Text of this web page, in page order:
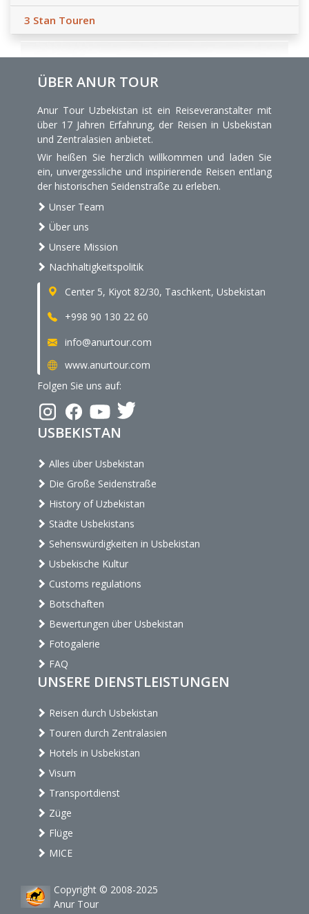
3 Stan Touren
ÜBER ANUR TOUR
Anur Tour Uzbekistan ist ein Reiseveranstalter mit
über 17 Jahren Erfahrung, der Reisen in Usbekistan
und Zentralasien anbietet.
Wir heißen Sie herzlich willkommen und laden Sie
ein, unvergessliche und inspirierende Reisen entlang
der historischen Seidenstraße zu erleben.
Unser Team
Über uns
Unsere Mission
Nachhaltigkeitspolitik
Center 5, Kiyot 82/30, Taschkent, Usbekistan
+998 90 130 22 60
info@anurtour.com
www.anurtour.com
Folgen Sie uns auf:
USBEKISTAN
Alles über Usbekistan
Die Große Seidenstraße
History of Uzbekistan
Städte Usbekistans
Sehenswürdigkeiten in Usbekistan
Usbekische Kultur
Customs regulations
Botschaften
Bewertungen über Usbekistan
Fotogalerie
FAQ
UNSERE DIENSTLEISTUNGEN
Reisen durch Usbekistan
Touren durch Zentralasien
Hotels in Usbekistan
Visum
Transportdienst
Züge
Flüge
MICE
Copyright © 2008-2025
Anur Tour